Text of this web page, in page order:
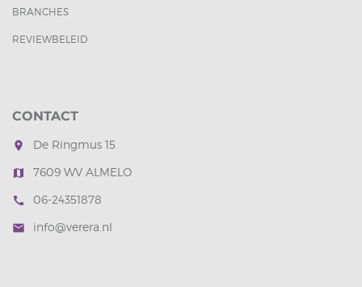
BRANCHES
REVIEWBELEID
CONTACT
room De Ringmus 15
map 7609 WV ALMELO
call 06-24351878
mail info@verera.nl